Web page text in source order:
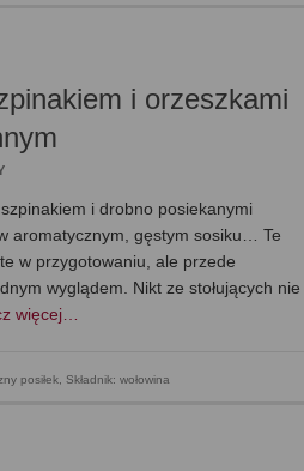
i orzeszkami
i drobno posiekanymi
aromatycznym, gęstym sosiku… Te
w przygotowaniu, ale przede
wyglądem. Nikt ze stołujących nie
więcej…
posiłek, Składnik: wołowina